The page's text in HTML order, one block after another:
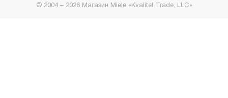
© 2004 – 2026 Магазин Miele «Kvalitet Trade, LLC»